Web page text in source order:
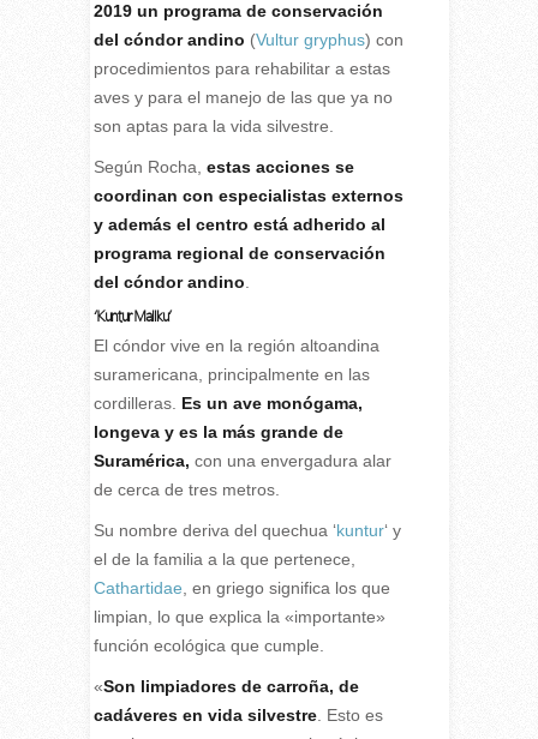
2019 un programa de conservación
del cóndor andino (Vultur gryphus) con
procedimientos para rehabilitar a estas
aves y para el manejo de las que ya no
son aptas para la vida silvestre.
Según Rocha, estas acciones se
coordinan con especialistas externos
y además el centro está adherido al
programa regional de conservación
del cóndor andino
‘Kuntur Mallku’
El cóndor vive en la región altoandina
suramericana, principalmente en las
cordilleras. Es un ave monógama,
longeva y es la más grande de
Suramérica, con una envergadura alar
de cerca de tres metros.
Su nombre deriva del quechua ‘kuntur‘ y
el de la familia a la que pertenece,
Cathartidae , en griego significa los que
limpian, lo que explica la «importante»
función ecológica que cumple.
«Son limpiadores de carroña, de
cadáveres en vida silvestre. Esto es